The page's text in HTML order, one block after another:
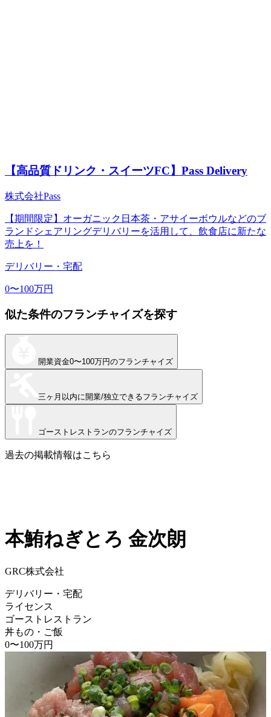
【高品質ドリンク・スイーツFC】Pass Delivery
株式会社Pass
【期間限定】オーガニック日本茶・アサイーボウルなどのブ
ランドシェアリングデリバリーを活用して、飲食店に新たな
売上を！
デリバリー・宅配
0〜100万円
似た条件のフランチャイズを探す
開業資金0〜100万円のフランチャイズ
三ヶ月以内に開業/独立できるフランチャイズ
ゴーストレストランのフランチャイズ
過去の掲載情報はこちら
本鮪ねぎとろ 金次朗
GRC株式会社
デリバリー・宅配
ライセンス
ゴーストレストラン
丼もの・ご飯
0〜100万円